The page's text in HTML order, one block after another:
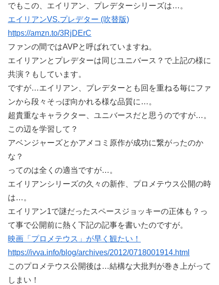
でもこの、エイリアン、プレデターシリーズは…。
エイリアンVS.プレデター (吹替版)
https://amzn.to/3RjDErC
ファンの間ではAVPと呼ばれていますね。
エイリアンとプレデターは同じユニバース？で上記の様に
共演？もしています。
ですが…エイリアン、プレデターとも回を重ねる毎にファ
ンから段々そっぽ向かれる様な品質に…。
超貴重なキャラクター、ユニバースだと思うのですが…。
この辺を学習して？
アベンジャーズとかアメコミ原作が成功に繋がったのか
な？
ってのは全くの適当ですが…。
エイリアンシリーズの久々の新作、プロメテウス公開の時
は…。
エイリアン1で謎だったスペースジョッキーの正体も？っ
て事で公開前に熱く下記の記事を書いたのですが。
映画「プロメテウス」が早く観たい！
https://ivva.info/blog/archives/2012/0718001914.html
このプロメテウス公開後は…結構な大批判が巻き上がって
しまい！